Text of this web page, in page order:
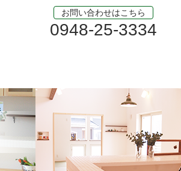
お問い合わせはこちら
0948-25-3334